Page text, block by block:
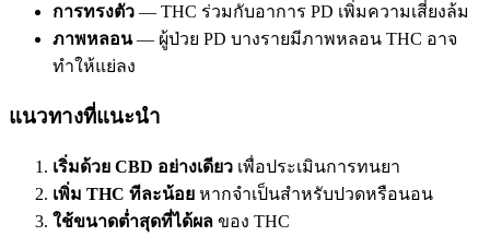
การทรงตัว — THC ร่วมกับอาการ PD เพิ่มความเสี่ยงล้ม
ภาพหลอน— ผู้ป่วย PD บางรายมีภาพหลอน THC อาจ
ทำให้แย่ลง
แนวทางที่แนะนำ
เริ่มด้วย CBD อย่างเดียว เพื่อประเมินการทนยา
เพิ่ม THC ทีละน้อย หากจำเป็นสำหรับปวดหรือนอน
ใช้ขนาดต่ำสุดที่ได้ผล ของ THC